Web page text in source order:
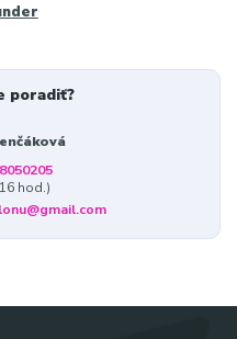
poradiť?
hod.)